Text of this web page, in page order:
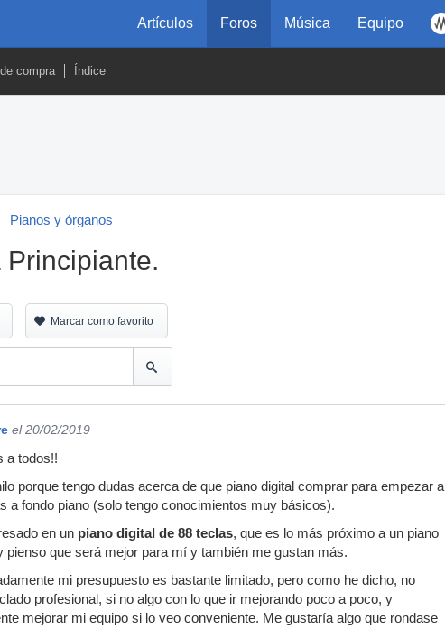
Artículos Foros Música Equipo
compra Índice
Pianos y órganos
Marcar como favorito
el 20/02/2019
a todos!!
porque tengo dudas acerca de que piano digital comprar para empezar a
a fondo piano (solo tengo conocimientos muy básicos).
en un piano digital de 88 teclas, que es lo más próximo a un piano
pienso que será mejor para mí y también me gustan más.
mi presupuesto es bastante limitado, pero como he dicho, no
profesional, si no algo con lo que ir mejorando poco a poco, y
mejorar mi equipo si lo veo conveniente. Me gustaría algo que rondase